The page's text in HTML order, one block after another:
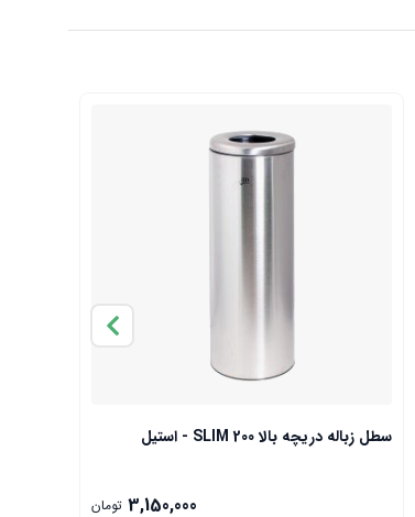
سطل زباله دریچه بالا SLIM 200 - استیل
3,150,000 تومان